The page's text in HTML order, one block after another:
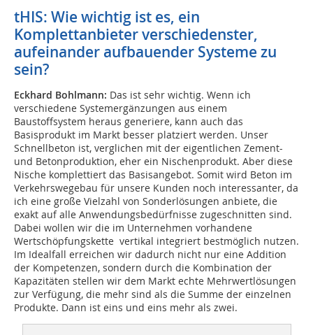
tHIS: Wie wichtig ist es, ein
Komplettanbieter verschiedenster,
aufeinander aufbauender Systeme zu
sein?
Eckhard Bohlmann: Das ist sehr wichtig. Wenn ich
verschiedene Systemergänzungen aus einem
Baustoffsystem heraus generiere, kann auch das
Basisprodukt im Markt besser platziert werden. Unser
Schnellbeton ist, verglichen mit der eigentlichen Zement-
und Betonproduktion, eher ein Nischenprodukt. Aber diese
Nische komplettiert das Basisangebot. Somit wird Beton im
Verkehrswegebau für unsere Kunden noch interessanter, da
ich eine große Vielzahl von Sonderlösungen anbiete, die
exakt auf alle Anwendungsbedürfnisse zugeschnitten sind.
Dabei wollen wir die im Unternehmen vorhandene
Wertschöpfungskette vertikal integriert bestmöglich nutzen.
Im Idealfall erreichen wir dadurch nicht nur eine Addition
der Kompetenzen, sondern durch die Kombination der
Kapazitäten stellen wir dem Markt echte Mehrwertlösungen
zur Verfügung, die mehr sind als die Summe der einzelnen
Produkte. Dann ist eins und eins mehr als zwei.